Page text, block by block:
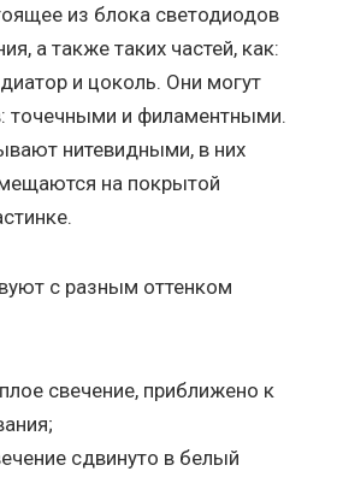
из блока светодиодов
а также таких частей, как:
и цоколь. Они могут
точечными и филаментными.
нитевидными, в них
на покрытой
с разным оттенком
свечение, приближено к
сдвинуто в белый